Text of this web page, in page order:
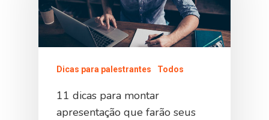
Dicas para palestrantes Todos
11 dicas para montar
apresentação que farão seus